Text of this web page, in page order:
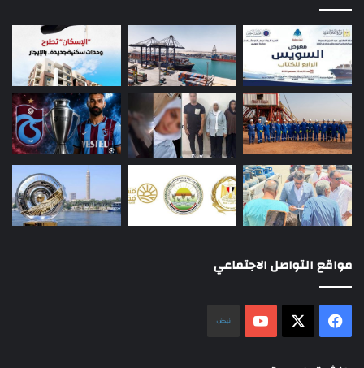
مواقع التواصل الاجتماعي
فيسبوك ‫YouTube